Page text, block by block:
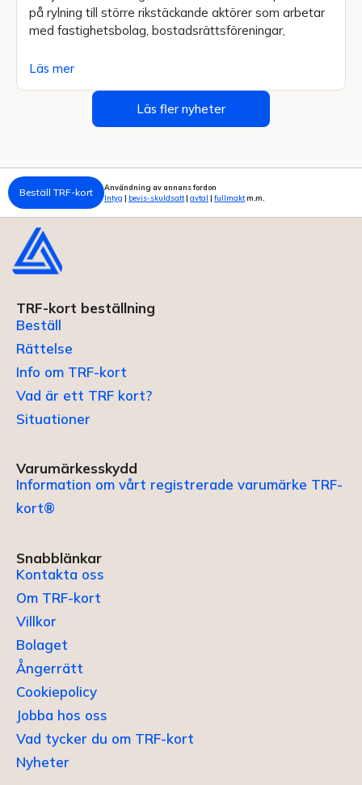
på rylning till större rikstäckande aktörer som arbetar
med fastighetsbolag, bostadsrättsföreningar,
Läs mer
Läs fler nyheter
Beställ TRF-kort
Användning av annans fordon
Intyg | bevis-skuldsatt| avtal | fullmaktm.m.
TRF-kort beställning
Beställ
Rättelse
Info om TRF-kort
Vad är ett TRF kort?
Situationer
Varumärkesskydd
Information om vårt registrerade varumärke TRF-
kort®
Snabblänkar
Kontakta oss
Om TRF-kort
Villkor
Bolaget
Ångerrätt
Cookiepolicy
Jobba hos oss
Vad tycker du om TRF-kort
Nyheter